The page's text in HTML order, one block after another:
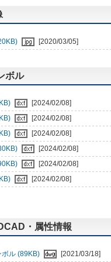
[2020/03/05]
ボル
[2024/02/08]
[2024/02/08]
[2024/02/08]
[2024/02/08]
[2024/02/08]
[2024/02/08]
・属性情報
ル (89KB) [2021/03/18]